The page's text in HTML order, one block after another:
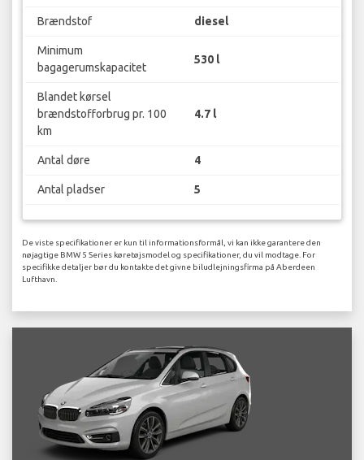
Brændstof diesel
Minimum
bagagerumskapacitet
530 l
Blandet kørsel
brændstofforbrug pr. 100
km
4.7 l
Antal døre 4
Antal pladser 5
De viste specifikationer er kun til informationsformål, vi kan ikke garantere den
nøjagtige BMW 5 Series køretøjsmodel og specifikationer, du vil modtage. For
specifikke detaljer bør du kontakte det givne biludlejningsfirma på Aberdeen
Lufthavn.